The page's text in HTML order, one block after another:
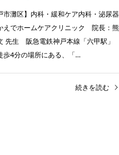
市灘区】内科・緩和ケア内科・泌尿器
でホームケアクリニック 院長：熊
先生 阪急電鉄神戸本線「六甲駅」
歩4分の場所にある、​「…
続きを読む